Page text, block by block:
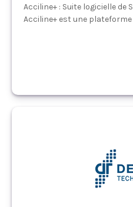
Acciline+ : Suite logicielle de
Acciline+ est une plateforme